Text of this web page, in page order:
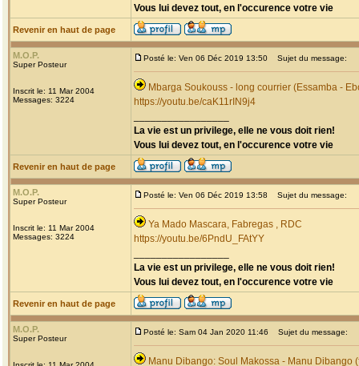
Vous lui devez tout, en l'occurence votre vie
Revenir en haut de page
M.O.P.
Super Posteur
Inscrit le: 11 Mar 2004
Messages: 3224
Posté le: Ven 06 Déc 2019 13:50 Sujet du message:
Mbarga Soukouss - long courrier (Essamba -
https://youtu.be/caK11rIN9j4
La vie est un privilege, elle ne vous doit rien!
Vous lui devez tout, en l'occurence votre vie
Revenir en haut de page
M.O.P.
Super Posteur
Inscrit le: 11 Mar 2004
Messages: 3224
Posté le: Ven 06 Déc 2019 13:58 Sujet du message:
Ya Mado Mascara, Fabregas , RDC
https://youtu.be/6PndU_FAtYY
La vie est un privilege, elle ne vous doit rien!
Vous lui devez tout, en l'occurence votre vie
Revenir en haut de page
M.O.P.
Super Posteur
Posté le: Sam 04 Jan 2020 11:46 Sujet du message:
Manu Dibango: Soul Makossa - Manu Dibango